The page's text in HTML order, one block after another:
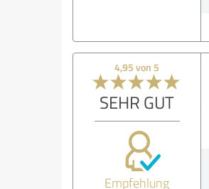
4,95 von 5
SEHR GUT
Empfehlung